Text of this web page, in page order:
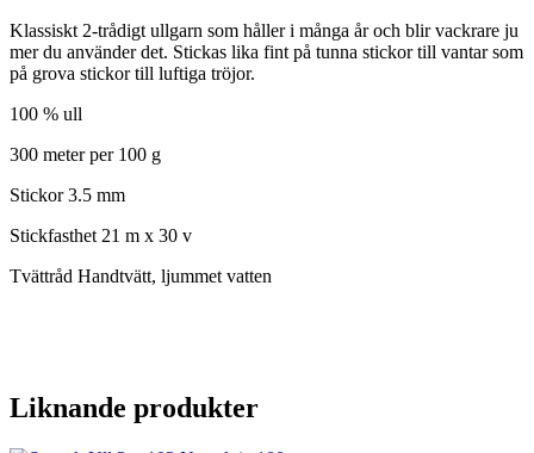
Klassiskt 2-trådigt ullgarn som håller i många år och blir vackrare ju
mer du använder det. Stickas lika fint på tunna stickor till vantar som
på grova stickor till luftiga tröjor.
100 % ull
300 meter per 100 g
Stickor 3.5 mm
Stickfasthet 21 m x 30 v
Tvättråd Handtvätt, ljummet vatten
Liknande produkter